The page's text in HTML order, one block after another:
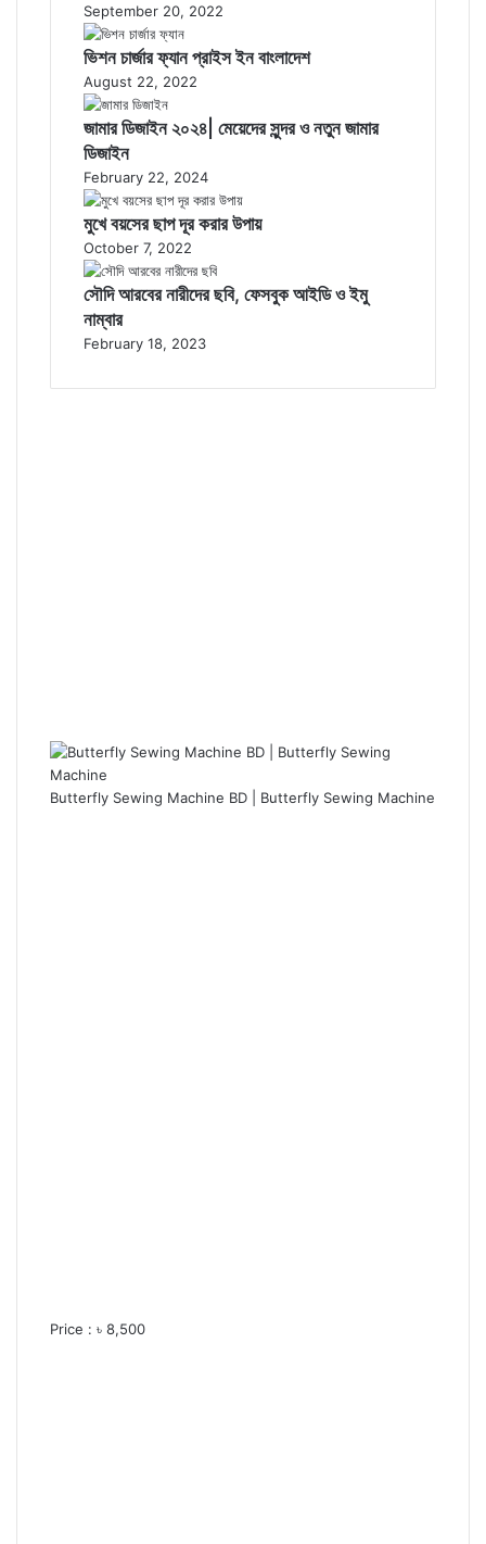
September 20, 2022
ভিশন চার্জার ফ্যান প্রাইস ইন বাংলাদেশ
August 22, 2022
জামার ডিজাইন ২০২৪| মেয়েদের সুন্দর ও নতুন জামার
ডিজাইন
February 22, 2024
মুখে বয়সের ছাপ দূর করার উপায়
October 7, 2022
সৌদি আরবের নারীদের ছবি, ফেসবুক আইডি ও ইমু
নাম্বার
February 18, 2023
Butterfly Sewing Machine BD | Butterfly Sewing Machine
Price : ৳ 8,500